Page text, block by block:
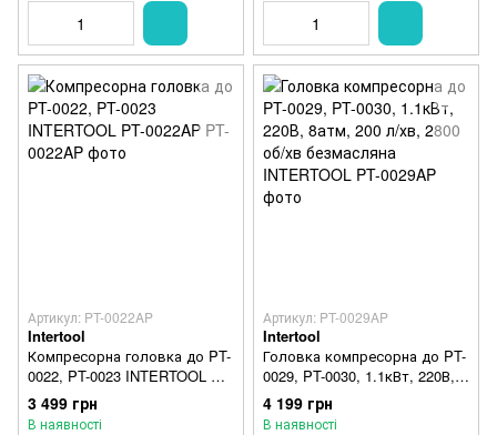
Артикул: PT-0022AP
Intertool
Компресорна головка до PT-
0022, PT-0023 INTERTOOL PT-
0022AP
3 499 грн
В наявності
Артикул: PT-0029AP
Intertool
Головка компресорна до PT-
0029, PT-0030, 1.1кВт, 220В,
8атм, 200 л/хв, 2800 об/хв
безмасляна INTERTOOL
4 199 грн
В наявності